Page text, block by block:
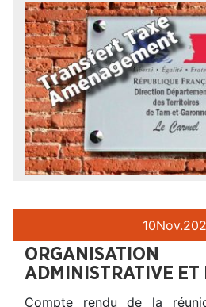
10Nov.
ADMINISTRATIVE ET
Compte rendu de la